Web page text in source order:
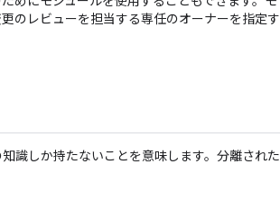
のレビューを担当する専任のオーナーを指定す
識しか持たないことを意味します。分離された